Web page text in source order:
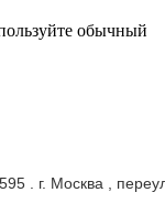
обычный
. г. Москва ,